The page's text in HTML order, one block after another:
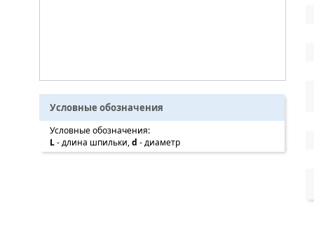
Условные обозначения
Условные обозначения:
L- длина шпильки,d - диаметр